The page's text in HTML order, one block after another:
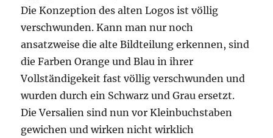
Die Konzeption des alten Logos ist völlig
verschwunden. Kann man nur noch
ansatzweise die alte Bildteilung erkennen, sind
die Farben Orange und Blau in ihrer
Vollständigekeit fast völlig verschwunden und
wurden durch ein Schwarz und Grau ersetzt.
Die Versalien sind nun vor Kleinbuchstaben
gewichen und wirken nicht wirklich